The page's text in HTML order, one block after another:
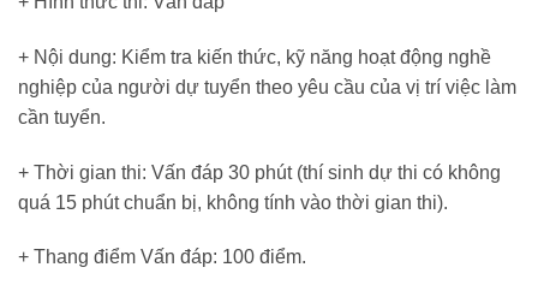
+ Nội dung: Kiểm tra kiến thức, kỹ năng hoạt động nghề
nghiệp của người dự tuyển theo yêu cầu của vị trí việc làm
cần tuyển.
+ Thời gian thi: Vấn đáp 30 phút (thí sinh dự thi có không
quá 15 phút chuẩn bị, không tính vào thời gian thi).
+ Thang điểm Vấn đáp: 100 điểm.